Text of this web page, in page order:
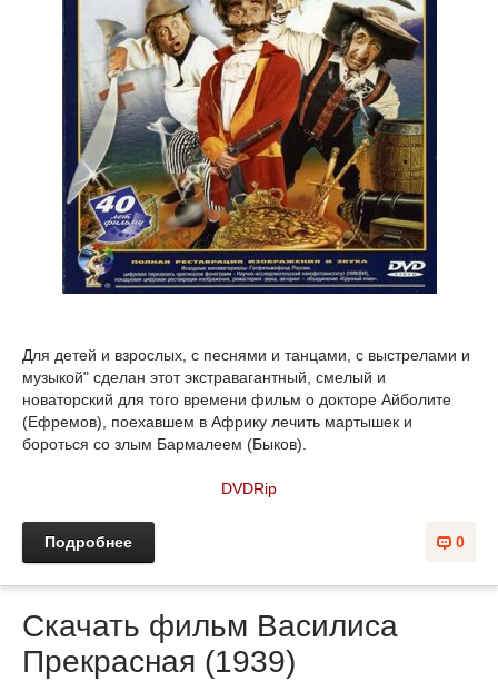
Для детей и взрослых, с песнями и танцами, с выстрелами и
музыкой" сделан этот экстравагантный, смелый и
новаторский для того времени фильм о докторе Айболите
(Ефремов), поехавшем в Африку лечить мартышек и
бороться со злым Бармалеем (Быков).
DVDRip
0
Подробнее
Скачать фильм Василиса
Прекрасная (1939)